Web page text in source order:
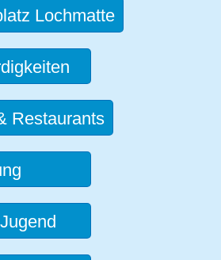
Lochmatte
Restaurants